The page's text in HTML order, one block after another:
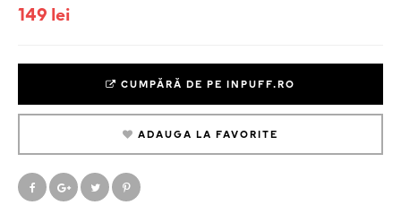
149 lei
CUMPĂRĂ DE PE INPUFF.RO
ADAUGA LA FAVORITE